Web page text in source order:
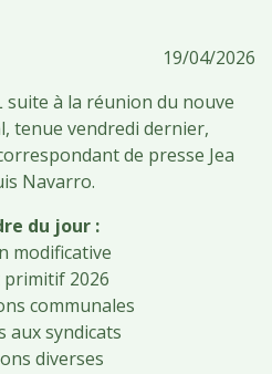
19/04/2026
suite à la réunion du nouve
tenue vendredi dernier,
de presse Jea
Navarro.
du jour :
modificative
primitif 2026
communales
aux syndicats
diverses